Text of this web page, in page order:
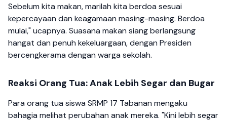
Sebelum kita makan, marilah kita berdoa sesuai
kepercayaan dan keagamaan masing-masing. Berdoa
mulai," ucapnya. Suasana makan siang berlangsung
hangat dan penuh kekeluargaan, dengan Presiden
bercengkerama dengan warga sekolah.
Reaksi Orang Tua: Anak Lebih Segar dan Bugar
Para orang tua siswa SRMP 17 Tabanan mengaku
bahagia melihat perubahan anak mereka. "Kini lebih segar